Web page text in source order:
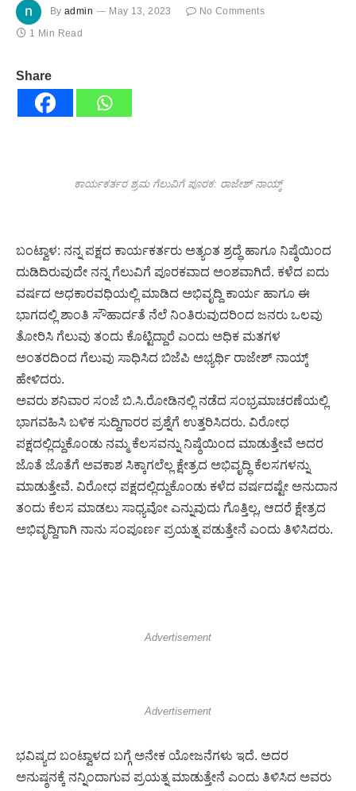
By admin May 13, 2023
No Comments
1 Min Read
Share
ಕಾರ್ಯಕರ್ತರ ಶ್ರಮ ಗೆಲುವಿಗೆ ಪೂರಕ: ರಾಜೇಶ್ ನಾಯ್ಕ್
ಬಂಟ್ವಾಳ: ನನ್ನ ಪಕ್ಷದ ಕಾರ್ಯಕರ್ತರು ಅತ್ಯಂತ ಶ್ರದ್ಧೆ ಹಾಗೂ ನಿಷ್ಠೆಯಿಂದ
ದುಡಿದಿರುವುದೇ ನನ್ನ ಗೆಲುವಿಗೆ ಪೂರಕವಾದ ಅಂಶವಾಗಿದೆ. ಕಳೆದ ಐದು
ವರ್ಷದ ಅಧಕಾರವಧಿಯಲ್ಲಿ ಮಾಡಿದ ಅಭಿವೃದ್ದಿ ಕಾರ್ಯ ಹಾಗೂ ಈ
ಭಾಗದಲ್ಲಿ ಶಾಂತಿ ಸೌಹಾರ್ದತೆ ನೆಲೆ ನಿಂತಿರುವುದರಿಂದ ಜನರು ಒಲವು
ತೋರಿಸಿ ಗೆಲುವು ತಂದು ಕೊಟ್ಟಿದ್ದಾರೆ ಎಂದು ಅಧಿಕ ಮತಗಳ
ಅಂತರದಿಂದ ಗೆಲುವು ಸಾಧಿಸಿದ ಬಿಜೆಪಿ ಅಭ್ಯರ್ಥಿ ರಾಜೇಶ್ ನಾಯ್ಕ್
ಹೇಳಿದರು.
ಅವರು ಶನಿವಾರ ಸಂಜೆ ಬಿ.ಸಿ.ರೋಡಿನಲ್ಲಿ ನಡೆದ ಸಂಭ್ರಮಾಚರಣೆಯಲ್ಲಿ
ಭಾಗವಹಿಸಿ ಬಳಿಕ ಸುದ್ದಿಗಾರರ ಪ್ರಶ್ನೆಗೆ ಉತ್ತರಿಸಿದರು. ವಿರೋಧ
ಪಕ್ಷದಲ್ಲಿದ್ದುಕೊಂಡು ನಮ್ಮ ಕೆಲಸವನ್ನು ನಿಷ್ಠೆಯಿಂದ ಮಾಡುತ್ತೇವೆ ಅದರ
ಜೊತೆ ಜೊತೆಗೆ ಅವಕಾಶ ಸಿಕ್ಕಾಗಲೆಲ್ಲ ಕ್ಷೇತ್ರದ ಅಭಿವೃದ್ಧಿ ಕೆಲಸಗಳನ್ನು
ಮಾಡುತ್ತೇವೆ. ವಿರೋಧ ಪಕ್ಷದಲ್ಲಿದ್ದುಕೊಂಡು ಕಳೆದ ವರ್ಷದಷ್ಟೇ ಅನುದಾನ
ತಂದು ಕೆಲಸ ಮಾಡಲು ಸಾಧ್ಯವೋ ಎನ್ನುವುದು ಗೊತ್ತಿಲ್ಲ, ಆದರೆ ಕ್ಷೇತ್ರದ
ಅಭಿವೃದ್ದಿಗಾಗಿ ನಾನು ಸಂಪೂರ್ಣ ಪ್ರಯತ್ನ ಪಡುತ್ತೇನೆ ಎಂದು ತಿಳಿಸಿದರು.
Advertisement
Advertisement
ಭವಿಷ್ಯದ ಬಂಟ್ವಾಳದ ಬಗ್ಗೆ ಅನೇಕ ಯೋಜನೆಗಳು ಇದೆ. ಅದರ
ಅನುಷ್ಠನಕ್ಕೆ ನನ್ನಿಂದಾಗುವ ಪ್ರಯತ್ನ ಮಾಡುತ್ತೇನೆ ಎಂದು ತಿಳಿಸಿದ ಅವರು